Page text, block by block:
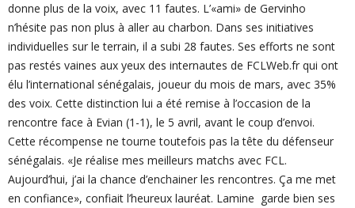
donne plus de la voix, avec 11 fautes. L’«ami» de Gervinho
n’hésite pas non plus à aller au charbon. Dans ses initiatives
individuelles sur le terrain, il a subi 28 fautes. Ses efforts ne sont
pas restés vaines aux yeux des internautes de FCLWeb.fr qui ont
élu l’international sénégalais, joueur du mois de mars, avec 35%
des voix. Cette distinction lui a été remise à l’occasion de la
rencontre face à Evian (1-1), le 5 avril, avant le coup d’envoi.
Cette récompense ne tourne toutefois pas la tête du défenseur
sénégalais. «Je réalise mes meilleurs matchs avec FCL.
Aujourd’hui, j’ai la chance d’enchainer les rencontres. Ça me met
en confiance», confiait l’heureux lauréat. Lamine garde bien ses